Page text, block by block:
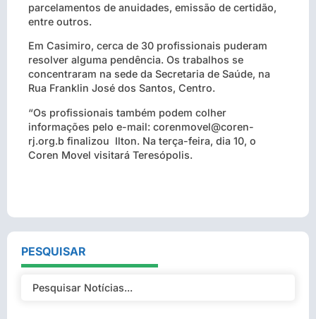
parcelamentos de anuidades, emissão de certidão,
entre outros.
Em Casimiro, cerca de 30 profissionais puderam
resolver alguma pendência. Os trabalhos se
concentraram na sede da Secretaria de Saúde, na
Rua Franklin José dos Santos, Centro.
“Os profissionais também podem colher
informações pelo e-mail: corenmovel@coren-
rj.org.b finalizou Ilton. Na terça-feira, dia 10, o
Coren Movel visitará Teresópolis.
PESQUISAR